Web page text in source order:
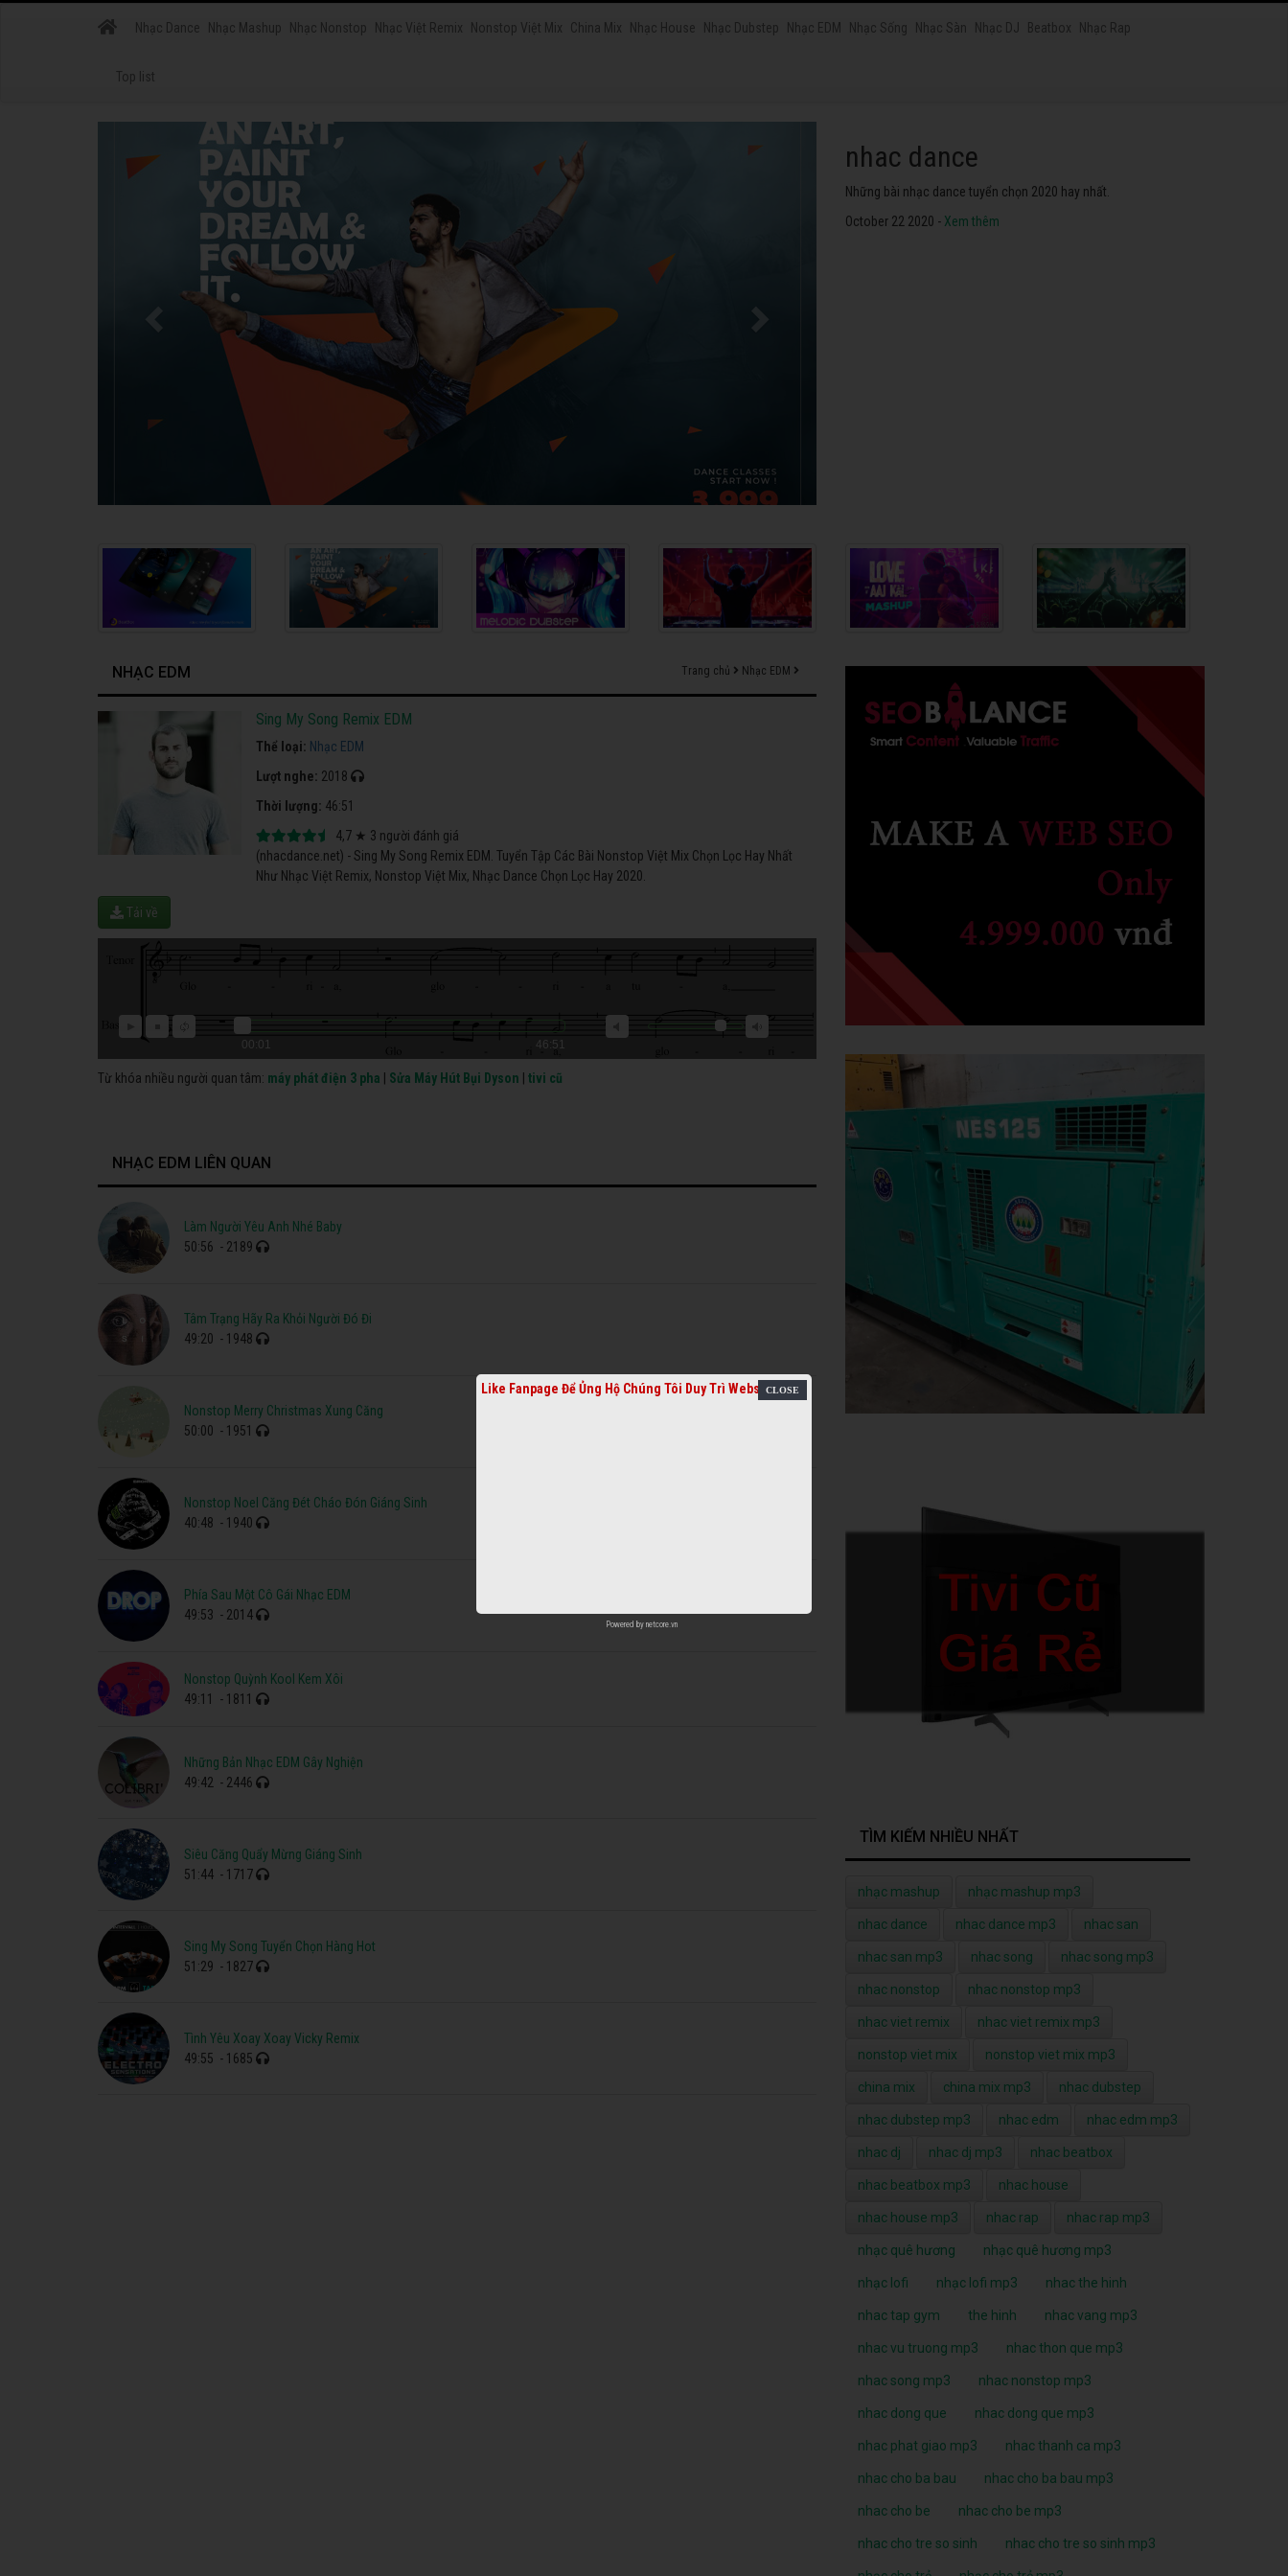
Nhạc Dance Nhạc Mashup Nhạc Nonstop Nhạc Việt Remix Nonstop Việt Mix China Mix Nhạc House Nhạc Dubstep Nhạc EDM Nhạc Sống Nhạc Sàn Nhạc DJ Beatbox Nhạc Rap
Top list
nhac dance
Những bài nhạc dance tuyển chọn 2020 hay nhất.
October 22 2020 - Xem thêm
NHẠC EDM Trang chủ Nhạc EDM
Sing My Song Remix EDM
Thể loại: Nhạc EDM
Lượt nghe: 2018
Thời lượng: 46:51
4,7 ★ 3 người đánh giá
(nhacdance.net) - Sing My Song Remix EDM. Tuyển Tập Các Bài Nonstop Việt Mix Chọn Lọc Hay Nhất
Như Nhạc Việt Remix, Nonstop Việt Mix, Nhạc Dance Chọn Lọc Hay 2020.
Tải về
00:01 46:51
Từ khóa nhiều người quan tâm: máy phát điện 3 pha Sửa Máy Hút Bụi Dyson tivi cũ
NHẠC EDM LIÊN QUAN
Làm Người Yêu Anh Nhé Baby
50:56 - 2189
Tâm Trạng Hãy Ra Khỏi Người Đó Đi
49:20 - 1948
Nonstop Merry Christmas Xung Căng
50:00 - 1951
Nonstop Noel Căng Đét Cháo Đón Giáng Sinh
40:48 - 1940
Phía Sau Một Cô Gái Nhạc EDM
49:53 - 2014
Nonstop Quỳnh Kool Kem Xôi
49:11
- 1811
Những Bản Nhạc EDM Gây Nghiện
49:42 - 2446
Siêu Căng Quẩy Mừng Giáng Sinh
51:44 - 1717
Sing My Song Tuyển Chọn Hàng Hot
51:29 - 1827
Tình Yêu Xoay Xoay Vicky Remix
49:55 - 1685
TÌM KIẾM NHIỀU NHẤT
nhạc mashup nhạc mashup mp3
nhac dance nhac dance mp3 nhac san
nhac san mp3 nhac song nhac song mp3
nhac nonstop nhac nonstop mp3
nhac viet remix nhac viet remix mp3
nonstop viet mix nonstop viet mix mp3
china mix china mix mp3 nhac dubstep
nhac dubstep mp3 nhac edm nhac edm mp3
nhac dj nhac dj mp3 nhac beatbox
nhac beatbox mp3 nhac house
nhac house mp3 nhac rap nhac rap mp3
nhạc quê hương nhạc quê hương mp3
nhạc lofi nhạc lofi mp3 nhac the hinh
nhac tap gym the hinh nhac vang mp3
nhac vu truong mp3 nhac thon que mp3
nhac song mp3 nhac nonstop mp3
nhac dong que nhac dong que mp3
nhac phat giao mp3 nhac thanh ca mp3
nhac cho ba bau nhac cho ba bau mp3
nhac cho be nhac cho be mp3
nhac cho tre so sinh nhac cho tre so sinh mp3
Like Fanpage Để Ủng Hộ Chúng Tôi Duy Trì Website
Powered by netcore.vn